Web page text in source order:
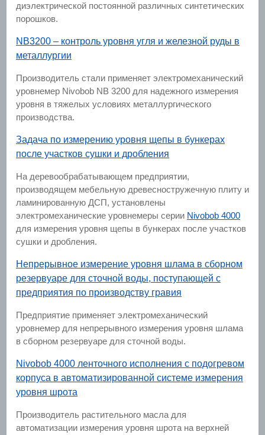
диэлектрической постоянной различных синтетических
порошков.
NB3200 – контроль уровня угля и железной руды в
металлургии
Производитель стали применяет электромеханический
уровнемер Nivobob NB 3200 для надежного измерения
уровня в тяжелых условиях металлургического
производства.
Задача по измерению уровня щепы в бункерах
после участков сушки и дробления
На деревообрабатывающем предприятии,
производящем мебельную древесностружечную плиту и
ламинированную ДСП, установлены
электромеханические уровнемеры серии Nivobob 4000
для измерения уровня щепы в бункерах после участков
сушки и дробления.
Непрерывное измерение уровня шлама в сборном
резервуаре для сточной воды, поступающей с
предприятия по производству гравия
Предприятие применяет электромеханический
уровнемер для непрерывного измерения уровня шлама
в сборном резервуаре для сточной воды.
Nivobob 4000 ленточного исполнения с подогревом
корпуса в автоматизированной системе измерения
уровня шрота
Производитель растительного масла для
автоматизации измерения уровня шрота на верхней